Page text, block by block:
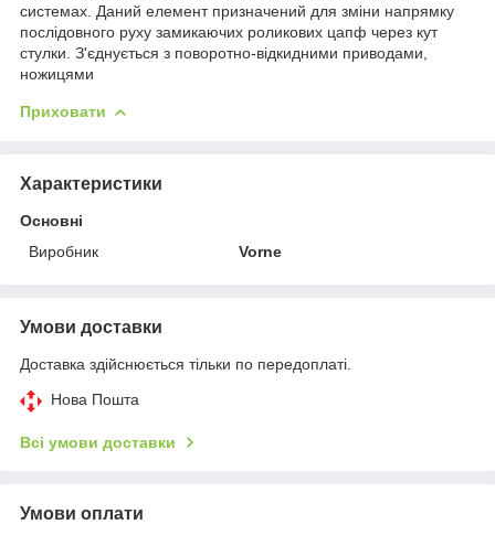
системах. Даний елемент призначений для зміни напрямку
послідовного руху замикаючих роликових цапф через кут
стулки. З'єднується з поворотно-відкидними приводами,
ножицями
Приховати
Характеристики
Основні
Виробник
Vorne
Умови доставки
Доставка здійснюється тільки по передоплаті.
Нова Пошта
Всі умови доставки
Умови оплати